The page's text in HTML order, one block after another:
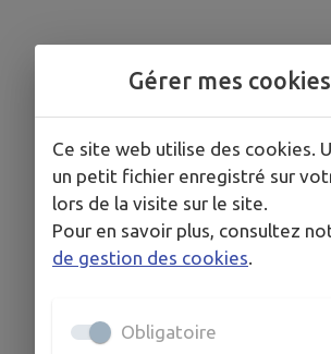
COORDONNÉES
vignoblesdumora@gmail.com
0611682740
0556580812
Gérer mes
Ce site web utilise des cookies.
un petit fichier enregistré sur
lors de la visite sur le site.
Pour en savoir plus, consultez
de gestion des cookies
Obligatoire